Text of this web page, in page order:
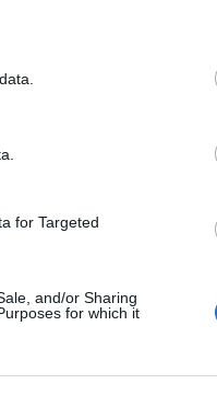
for Targeted
and/or Sharing
for which it
tutelati,
vogliono
E ci
a
di Nardella,
e non lo
i Getty, i
stampo